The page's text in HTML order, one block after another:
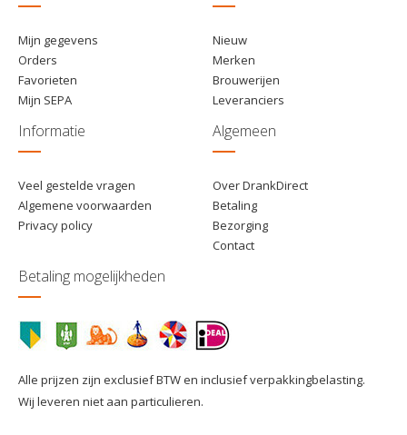
Mijn gegevens
Orders
Favorieten
Mijn SEPA
Nieuw
Merken
Brouwerijen
Leveranciers
Informatie
Veel gestelde vragen
Algemene voorwaarden
Privacy policy
Algemeen
Over DrankDirect
Betaling
Bezorging
Contact
Betaling mogelijkheden
Alle prijzen zijn exclusief BTW en inclusief verpakkingbelasting.
Wij leveren niet aan particulieren.